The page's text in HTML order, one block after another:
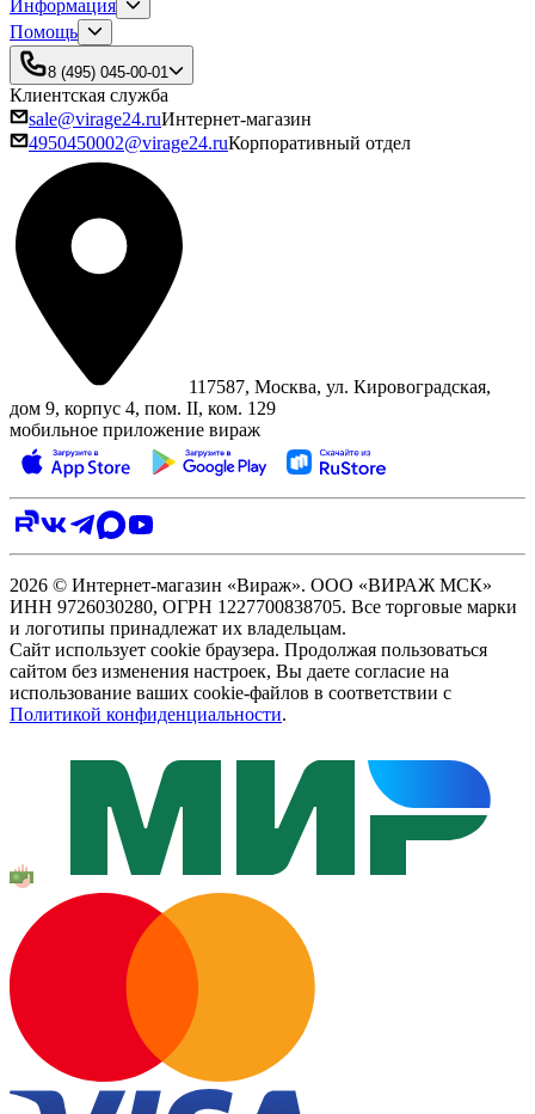
Информация
Помощь
8 (495) 045-00-01
Клиентская служба
sale@virage24.ruИнтернет-магазин
4950450002@virage24.ruКорпоративный отдел
117587, Москва, ул. Кировоградская,
дом 9, корпус 4, пом. II, ком. 129
мобильное приложение вираж
2026 © Интернет-магазин «Вираж». ООО «ВИРАЖ МСК»
ИНН 9726030280, ОГРН 1227700838705. Все торговые марки
и логотипы принадлежат их владельцам.
Сайт использует cookie браузера. Продолжая пользоваться
сайтом без изменения настроек, Вы даете согласие на
использование ваших cookie-файлов в соответствии с
Политикой конфиденциальности.